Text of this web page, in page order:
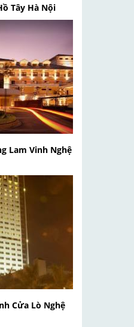
Tây Hà Nội
Lam Vinh Nghệ
Cửa Lò Nghệ